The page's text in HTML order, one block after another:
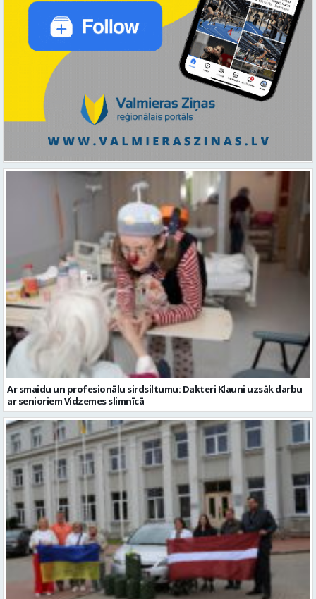
Ar smaidu un profesionālu sirdsiltumu: Dakteri Klauni uzsāk darbu
ar senioriem Vidzemes slimnīcā